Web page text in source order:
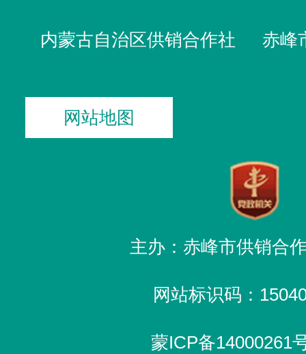
内蒙古自治区供销合作社 赤峰
网站地图
主办：赤峰市供销合
网站标识码：
蒙ICP备14000261